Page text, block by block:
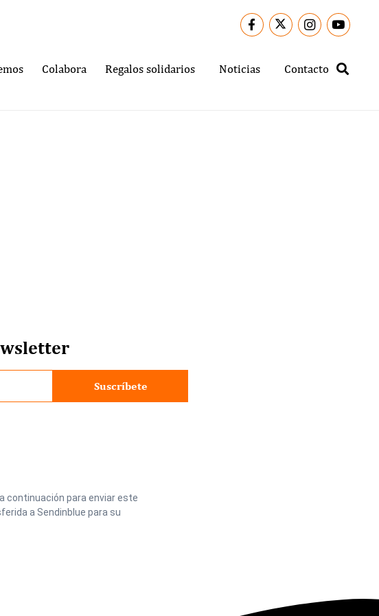
Colabora Regalos solidarios Noticias Contacto
Suscríbete
continuación para enviar este
a Sendinblue para su